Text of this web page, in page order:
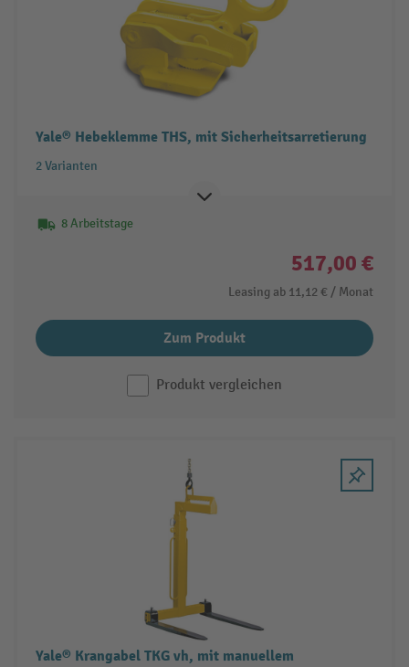
Yale® Hebeklemme THS, mit Sicherheitsarretierung
2 Varianten
8 Arbeitstage
517,00 €
Leasing ab 11,12 € / Monat
Zum Produkt
Produkt vergleichen
Yale® Krangabel TKG vh, mit manuellem